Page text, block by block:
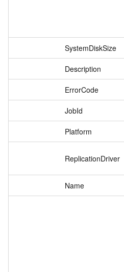
SystemDiskSize
Description
ErrorCode
JobId
Platform
ReplicationDriver
Name